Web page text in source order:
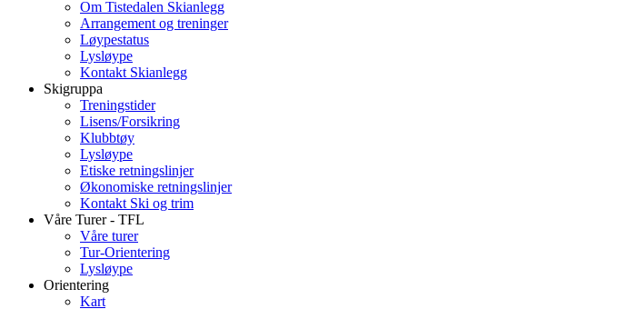
Om Tistedalen Skianlegg
Arrangement og treninger
Løypestatus
Lysløype
Kontakt Skianlegg
Skigruppa
Treningstider
Lisens/Forsikring
Klubbtøy
Lysløype
Etiske retningslinjer
Økonomiske retningslinjer
Kontakt Ski og trim
Våre Turer - TFL
Våre turer
Tur-Orientering
Lysløype
Orientering
Kart